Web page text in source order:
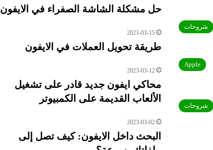
حل مشكلة الشاشة الصفراء في الايفون
شروحات
2023-03-15
طريقة تحويل العملات في الايفون
Apple
2023-03-12
محاكي ايفون جديد قادر على تشغيل
الألعاب القديمة على الكمبيوتر
شروحات
2023-03-02
البحث داخل الايفون: كيف تصل إلى